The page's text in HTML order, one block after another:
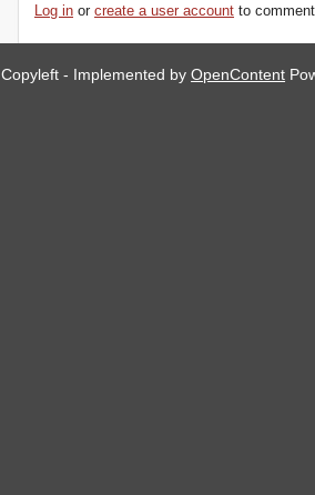
Log in orcreate a user account to
Copyleft - Implemented byOpenContent